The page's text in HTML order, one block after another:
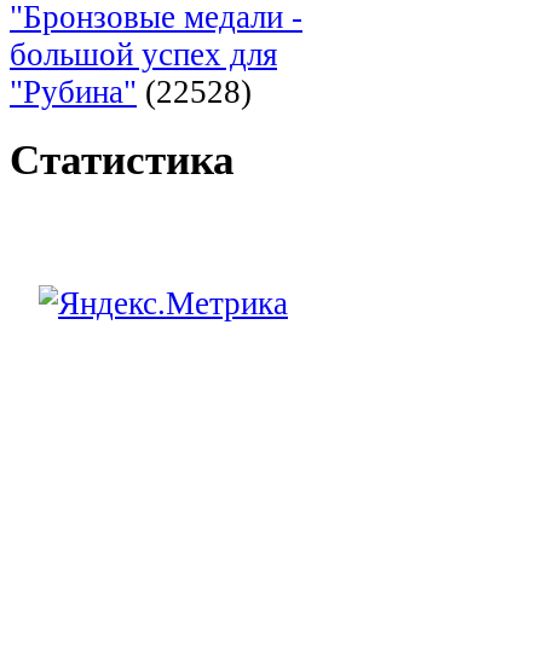
"Бронзовые медали -
большой успех для
"Рубина" (22528)
Статистика